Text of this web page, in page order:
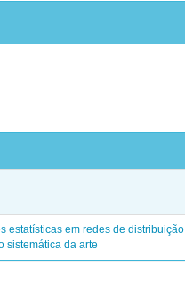
estatísticas em redes de distribuição
sistemática da arte